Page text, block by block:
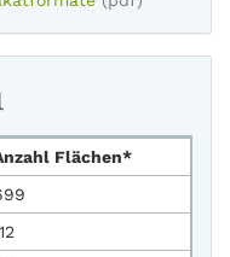
Flächen*